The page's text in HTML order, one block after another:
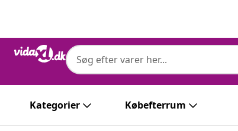
Kategorier Købefterrum